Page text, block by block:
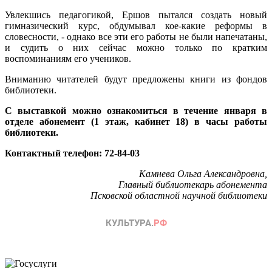
Увлекшись педагогикой, Ершов пытался создать новый
гимназический курс, обдумывал кое-какие реформы в
словесности, - однако все эти его работы не были напечатаны,
и судить о них сейчас можно только по кратким
воспоминаниям его учеников.
Вниманию читателей будут предложены книги из фондов
библиотеки.
С выставкой можно ознакомиться в течение января в
отделе абонемент (1 этаж, кабинет 18) в часы работы
библиотеки.
Контактный телефон: 72-84-03
Камнева Ольга Александровна,
Главный библиотекарь абонемента
Псковской областной научной библиотеки